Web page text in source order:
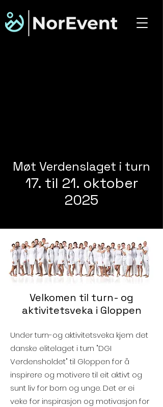
Møt Verdenslaget i turn
17. til 21. oktober
2025
Velkomen til turn- og
aktivitetsveka i Gloppen
Under turn-og aktivitetsveka kjem det
danske elitelaget i turn "DGI
Verdensholdet" til Gloppen for å
inspirere og motivere til eit aktivt og
sunt liv for born og unge. Det er ei
veke for inspirasjon og motivasjon for